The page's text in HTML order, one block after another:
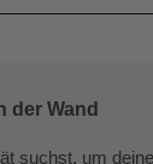
der Wand
suchst, um